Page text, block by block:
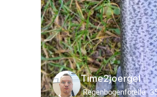
Time2joergel
Regenbogenforelle